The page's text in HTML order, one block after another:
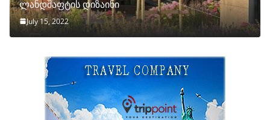
ლანდშაფტის დიზაინი
July 15, 2022